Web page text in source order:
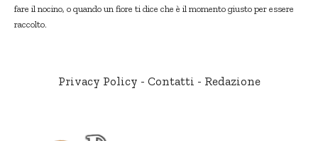
fare il nocino, o quando un fiore ti dice che è il momento giusto per essere
raccolto.
Privacy Policy - Contatti - Redazione